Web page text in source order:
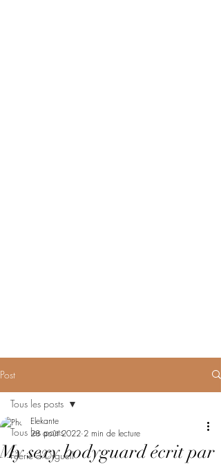
Post
Tous les posts
Féerie d'Orgueil
Tous les posts
My sexy bodyguard écrit par
Elekante
28 août 2022 2 min de lecture